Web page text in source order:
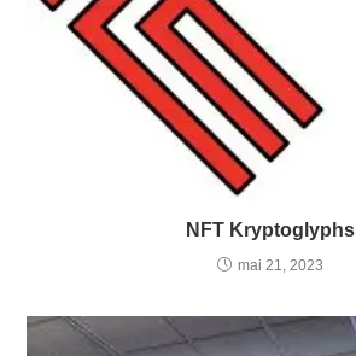
NFT Kryptoglyphs
mai 21, 2023